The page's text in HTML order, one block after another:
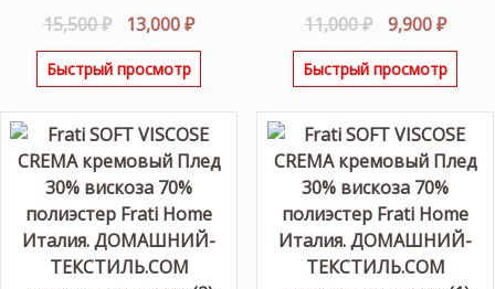
15,500₽
Первоначальная
цена
составляла
13,000₽Текущая
цена:
Быстрый просмотр
11,000₽
цена
составляла
9,900₽
цена:
9,900
Быстрый просмотр